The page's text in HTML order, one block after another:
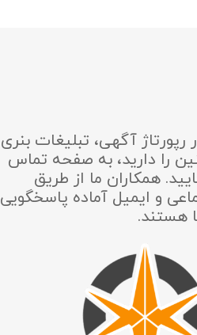
رپورتاژ آگهی، تبلیغات بنری
را دارید، به صفحه تماس
همکاران ما از طریق
و ایمیل آماده پاسخگویی
هستند.